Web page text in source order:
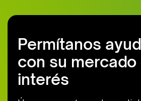
Permítanos
con su mercado
interés